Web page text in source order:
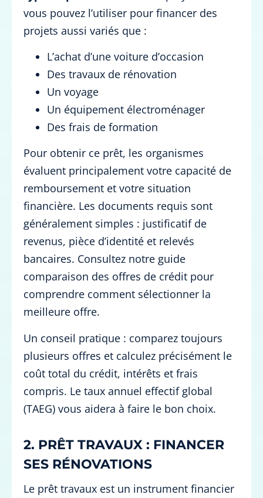
vous pouvez l’utiliser pour financer des
projets aussi variés que :
L’achat d’une voiture d’occasion
Des travaux de rénovation
Un voyage
Un équipement électroménager
Des frais de formation
Pour obtenir ce prêt, les organismes
évaluent principalement votre capacité de
remboursement et votre situation
financière. Les documents requis sont
généralement simples : justificatif de
revenus, pièce d’identité et relevés
bancaires. Consultez notre guide
comparaison des offres de crédit pour
comprendre comment sélectionner la
meilleure offre.
Un conseil pratique : comparez toujours
plusieurs offres et calculez précisément le
coût total du crédit, intérêts et frais
compris. Le taux annuel effectif global
(TAEG) vous aidera à faire le bon choix.
2. PRÊT TRAVAUX : FINANCER
SES RÉNOVATIONS
Le prêt travaux est un instrument financier